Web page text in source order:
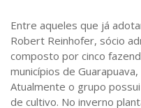
Entre aqueles que já
Robert Reinhofer, sócio
composto por cinco
municípios de
Atualmente o grupo
de cultivo. No inverno